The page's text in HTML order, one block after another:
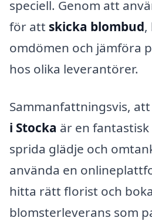
speciell. Genom att
för att skicka blombud,
omdömen och jämföra
hos olika leverantörer.
Sammanfattningsvis, att
i Stocka är en
sprida glädje och
använda en
hitta rätt florist och
blomsterleverans som